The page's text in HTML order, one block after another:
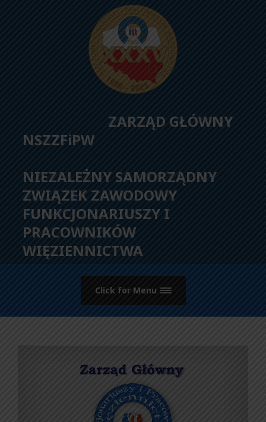
ZARZĄD GŁÓWNY
NSZZFiPW
NIEZALEŻNY SAMORZĄDNY
ZWIĄZEK ZAWODOWY
FUNKCJONARIUSZY I
PRACOWNIKÓW
WIĘZIENNICTWA
Click for Menu